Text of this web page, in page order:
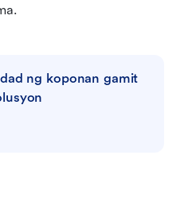
ng koponan gamit